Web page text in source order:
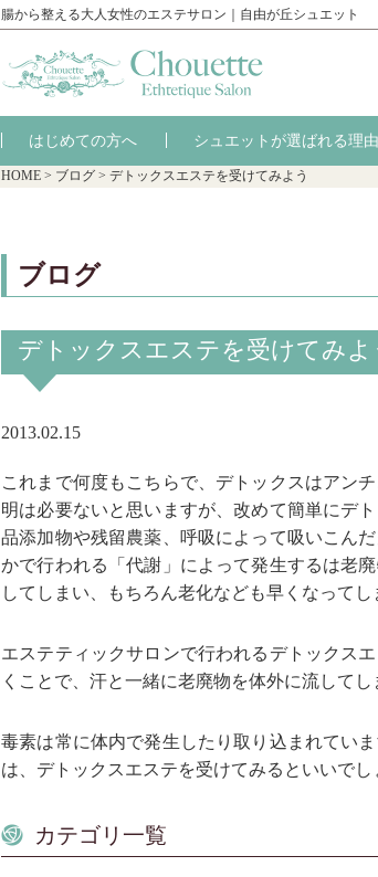
腸から整える大人女性のエステサロン｜自由が丘シュエット
はじめての方へ シュエットが選ばれる理由
HOME > ブログ > デトックスエステを受けてみよう
ブログ
デトックスエステを受けてみよ
2013.02.15
これまで何度もこちらで、デトックスはアン
明は必要ないと思いますが、改めて簡単にデ
品添加物や残留農薬、呼吸によって吸いこん
かで行われる「代謝」によって発生するは老
してしまい、もちろん老化なども早くなってし
エステティックサロンで行われるデトックス
くことで、汗と一緒に老廃物を体外に流してし
毒素は常に体内で発生したり取り込まれてい
は、デトックスエステを受けてみるといいでし
カテゴリ一覧